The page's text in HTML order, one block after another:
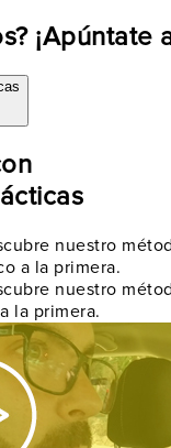
¡Apúntate
nuestro
a la primera.
nuestro
la primera.